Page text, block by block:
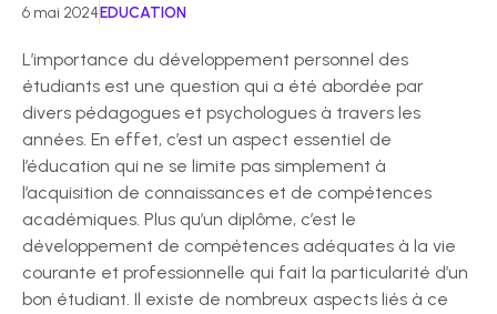
6 mai 2024EDUCATION
L’importance du développement personnel des
étudiants est une question qui a été abordée par
divers pédagogues et psychologues à travers les
années. En effet, c’est un aspect essentiel de
l’éducation qui ne se limite pas simplement à
l’acquisition de connaissances et de compétences
académiques. Plus qu’un diplôme, c’est le
développement de compétences adéquates à la vie
courante et professionnelle qui fait la particularité d’un
bon étudiant. Il existe de nombreux aspects liés à ce